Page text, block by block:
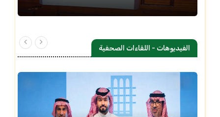
الفيديوهات - اللقاءات الصحفية